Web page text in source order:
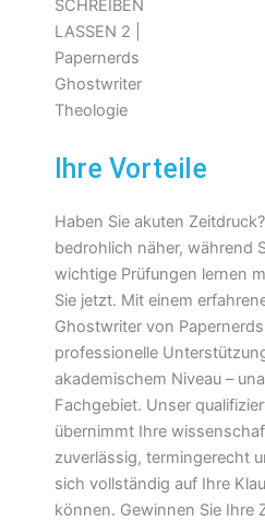
Ihre Vorteile
Haben Sie akuten
bedrohlich näher, während
wichtige Prüfungen lernen
Sie jetzt. Mit einem
Ghostwriter von
professionelle
akademischem Niveau –
Fachgebiet. Unser
übernimmt Ihre
zuverlässig, termingerecht
sich vollständig auf Ihre
können. Gewinnen Sie Ihre